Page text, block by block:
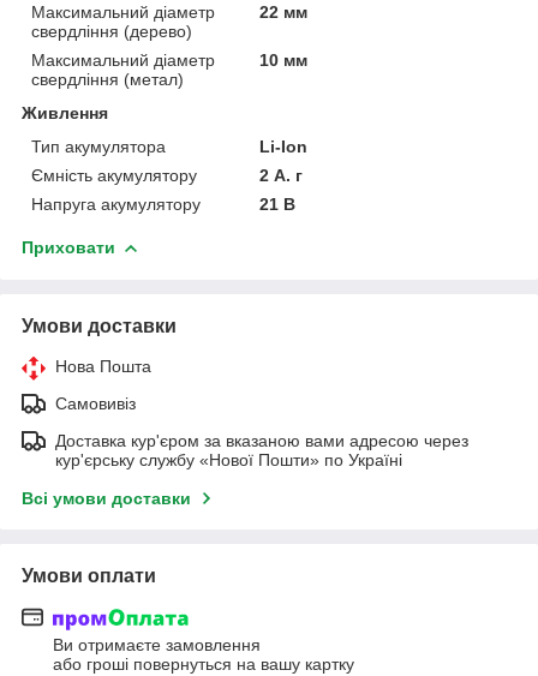
Максимальний діаметр
свердління (дерево)
22 мм
Максимальний діаметр
свердління (метал)
10 мм
Живлення
Тип акумулятора
Li-Ion
Ємність акумулятору
2 А. г
Напруга акумулятору
21 В
Приховати
Умови доставки
Нова Пошта
Самовивіз
Доставка кур'єром за вказаною вами адресою через
кур'єрську службу «Нової Пошти» по Україні
Всі умови доставки
Умови оплати
Ви отримаєте замовлення
або гроші повернуться на вашу картку